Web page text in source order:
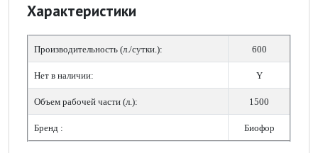
Характеристики
Производительность (л./сутки.): 600
Нет в наличии: Y
Объем рабочей части (л.): 1500
Бренд : Биофор